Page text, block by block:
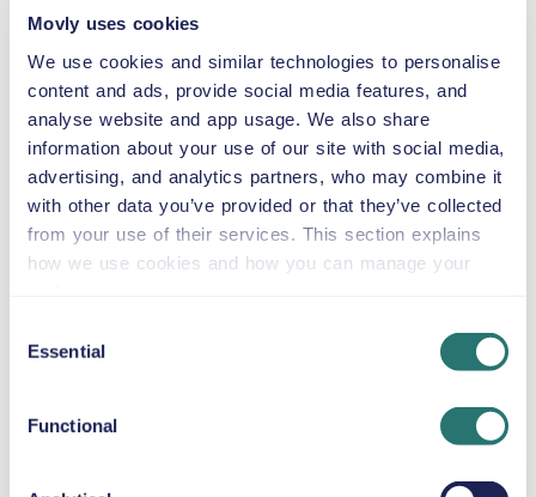
Movly uses cookies
We use cookies and similar technologies to personalise
content and ads, provide social media features, and
analyse website and app usage. We also share
information about your use of our site with social media,
advertising, and analytics partners, who may combine it
with other data you’ve provided or that they’ve collected
from your use of their services. This section explains
how we use cookies and how you can manage your
Selection
Essential
Functional
Automatikgetriebe
4 Türen
5 Sitze
46 $
Chrysler Pacifica
oder ähnliches
Volkswagen